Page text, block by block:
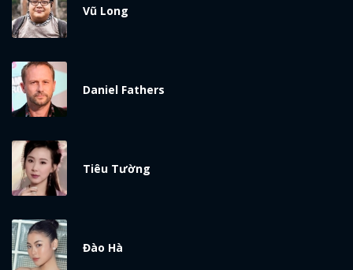
Vũ Long
Daniel Fathers
Tiêu Tường
Đào Hà